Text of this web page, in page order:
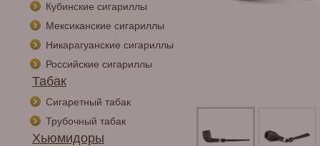
Кубинские сигариллы
Мексиканские сигариллы
Никарагуанские сигариллы
Российские сигариллы
Табак
Сигаретный табак
Трубочный табак
Хьюмидоры